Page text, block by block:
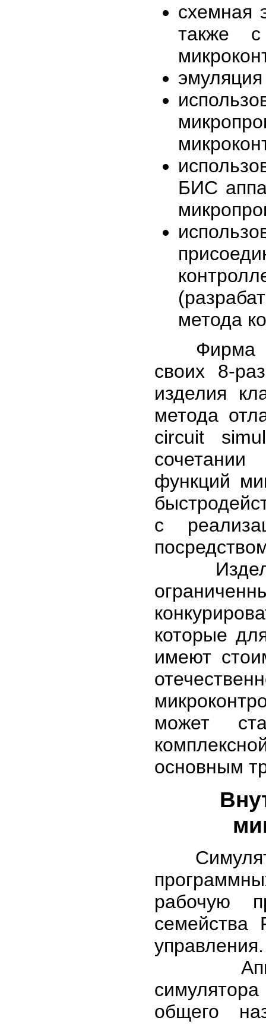
схемная
также
БИС
метода
Фирма
своих 8-
изделия
метода
circuit
сочетании
функций
с
Изделия
которые
имеют
может
основным
рабочую
семейства
управления.
общего